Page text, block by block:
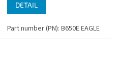
DETAIL
Part number (PN): B650E EAGLE